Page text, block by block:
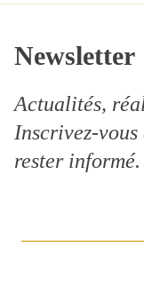
Newsletter
Actualités,
Inscrivez-vous
rester informé.